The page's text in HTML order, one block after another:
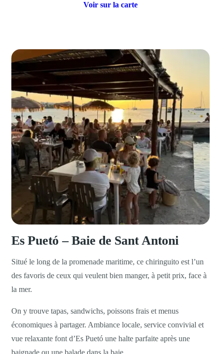
Voir sur la carte
Es Puetó – Baie de Sant Antoni
Situé le long de la promenade maritime, ce chiringuito est l’un
des favoris de ceux qui veulent bien manger, à petit prix, face à
la mer.
On y trouve tapas, sandwichs, poissons frais et menus
économiques à partager. Ambiance locale, service convivial et
vue relaxante font d’Es Puetó une halte parfaite après une
baignade ou une balade dans la baie.